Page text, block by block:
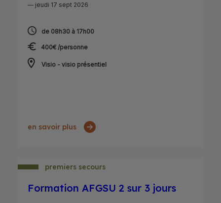
— jeudi 17 sept 2026
de 08h30 à 17h00
400€ /personne
Visio - visio présentiel
en savoir plus
premiers secours
Formation AFGSU 2 sur 3 jours